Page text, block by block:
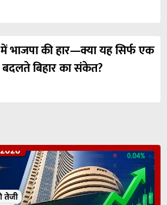
भाजपा की हार—क्या यह सिर्फ एक
बदलते बिहार का संकेत?